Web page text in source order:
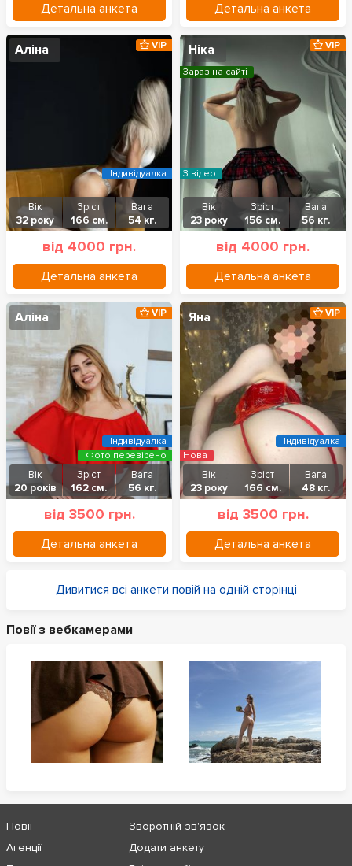
Детальна анкета Детальна анкета
Аліна
Вік
32 року
Зріст
166 см.
Вага
54 кг.
від 4000 грн.
Детальна анкета
VIP
Індивідуалка
Ніка
Вік
23 року
Зріст
156 см.
Вага
56 кг.
від 4000 грн.
Детальна анкета
VIP
Зараз на сайті
З відео
Аліна
Вік
20 років
Зріст
162 см.
Вага
56 кг.
від 3500 грн.
Детальна анкета
VIP
Фото перевірено
Індивідуалка
Яна
Вік
23 року
Зріст
166 см.
Вага
48 кг.
від 3500 грн.
Детальна анкета
VIP
Нова
Індивідуалка
Дивитися всі анкети повій на одній сторінці
Повії з вебкамерами
Повії
Агенції
Зворотній зв'язок
Додати анкету